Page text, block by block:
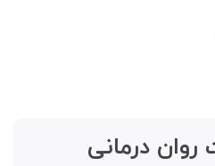
روان درمانی